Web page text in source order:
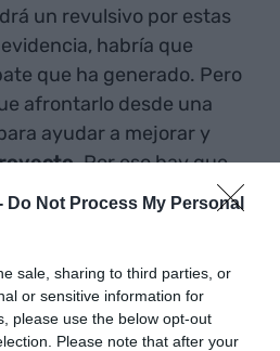
Do Not Process My Personal
sale, sharing to third parties, or
or sensitive information for
please use the below opt-out
Please note that after your
un revulsivo por estas
habría que
que ha generado. Pero
afrontarlo desde una
ayudar a mejorar y
. Por eso hay que
y a los partidos que actúen
que la modificación de la
económica, no nos
inversiónde estas